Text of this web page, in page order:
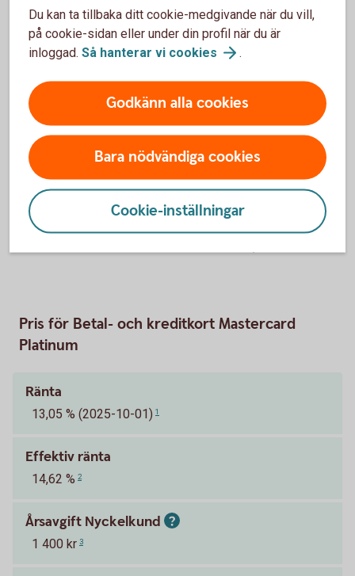
Gäller vid 70 000 kr Tillbaka
För kunder som inte redan har reducerad
4 Ordinarie årsavgift. Tillbaka
Entercard Group AB är kreditgivare av betal- och
kreditkortet ovan. Swedbank AB och sparbankerna
samarbetar med Entercard Group AB och är
kreditförmedlare avseende betal- och kreditkorten.
Pris för Betal- och kreditkort Mastercard
Platinum
Ränta
13,05 % (2025-10-01) 1
Effektiv ränta
14,62 % 2
Årsavgift Nyckelkund
1 400 kr 3
Du kan ta tillbaka ditt cookie-medgivande när du vill,
på cookie-sidan eller under din profil när du är
inloggad. Så hanterar vi cookies .
Godkänn alla cookies
Bara nödvändiga cookies
Cookie-inställningar